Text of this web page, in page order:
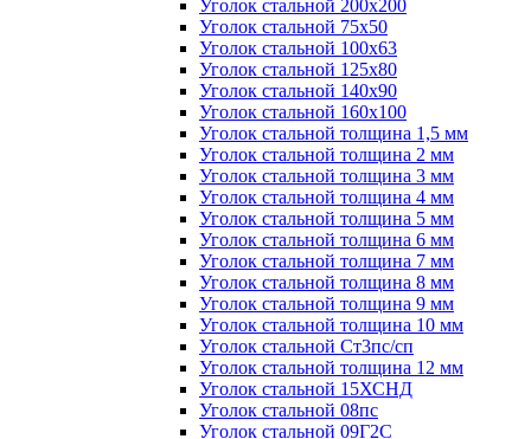
Уголок стальной 200х200
Уголок стальной 75х50
Уголок стальной 100х63
Уголок стальной 125х80
Уголок стальной 140х90
Уголок стальной 160х100
Уголок стальной толщина 1,5 мм
Уголок стальной толщина 2 мм
Уголок стальной толщина 3 мм
Уголок стальной толщина 4 мм
Уголок стальной толщина 5 мм
Уголок стальной толщина 6 мм
Уголок стальной толщина 7 мм
Уголок стальной толщина 8 мм
Уголок стальной толщина 9 мм
Уголок стальной толщина 10 мм
Уголок стальной Ст3пс/сп
Уголок стальной толщина 12 мм
Уголок стальной 15ХСНД
Уголок стальной 08пс
Уголок стальной 09Г2С